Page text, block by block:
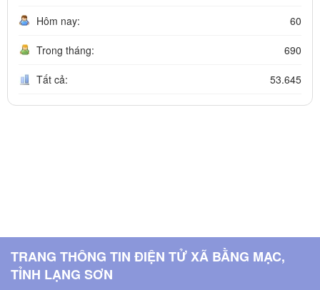
Hôm nay: 60
Trong tháng: 690
Tất cả: 53.645
TRANG THÔNG TIN ĐIỆN TỬ XÃ BẰNG MẠC,
TỈNH LẠNG SƠN